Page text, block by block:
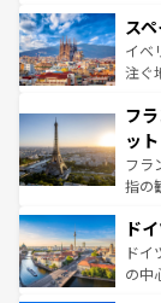
ろん
景な
ピザ
ませ
なお
しい
ス
イベ
注ぐ
文化
れる
る。
アー
せる
ンテ
フ
ット
フラ
指の
で、
聖堂
から
ド
ドイ
の中